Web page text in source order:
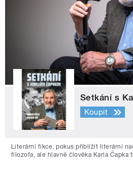
Setkání s
Koupit
Literární fikce, pokus přiblížit literární
filozofa, ale hlavně člověka Karla Čapka